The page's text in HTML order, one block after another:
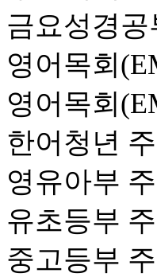
금요성경공
영어목회
영어목회
한어청년
영유아부
유초등부
중고등부